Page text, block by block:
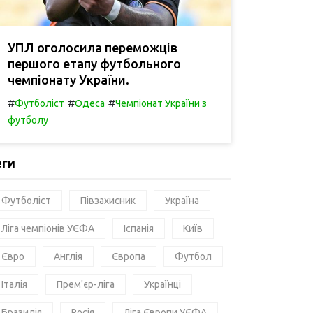
УПЛ оголосила переможців
першого етапу футбольного
чемпіонату України.
#Футболіст #Одеса #Чемпіонат України з
футболу
Футболіст Півзахисник Україна
Ліга чемпіонів УЄФА Іспанія Київ
Євро Англія Європа Футбол
Італія Прем'єр-ліга Українці